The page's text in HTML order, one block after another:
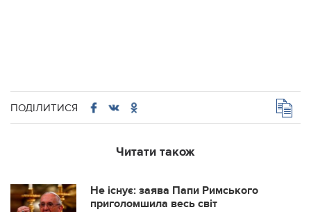
ПОДІЛИТИСЯ
Читати також
Не існує: заява Папи Римського
приголомшила весь світ